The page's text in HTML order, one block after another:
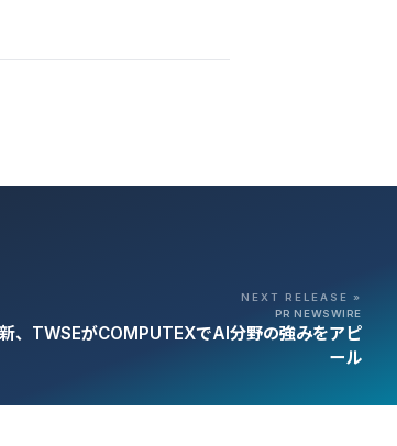
NEXT RELEASE »
PR NEWSWIRE
、TWSEがCOMPUTEXでAI分野の強みをアピ
ール